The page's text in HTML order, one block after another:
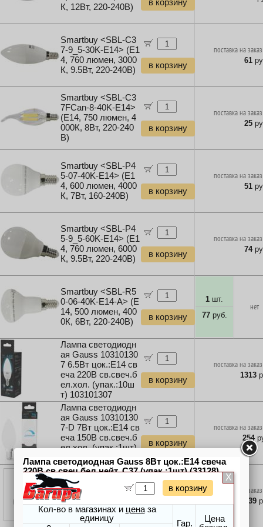
Наборы инструментов
Хранение инструментов
Удлинители силовые
Фонари и мобильные светильники
Мультитулы и ножи
Инструменты и техника прочее
Курьерская доставка
Уценка Картриджи и Расходники
Уценка Клавиатуры и Мыши
Уценка Колонки и Наушники
Уценка Рули и Джойстики
Уценка Мультимедиа
Уценка Автоэлектроника
К, 12Вт, 220-240В)
в корзину
Smartbuy <SBL-C3
7-9_5-30K-E14> (E1
4, 760 люмен, 3000
К, 9.5Вт, 220-240В)
в корзину
поставка на
61
Smartbuy <SBL-C3
7FCan-8-40K-E14>
(E14, 750 люмен, 4
000К, 8Вт, 220-240
В)
в корзину
поставка на
25
Smartbuy <SBL-P4
5-07-40K-E14> (E1
4, 600 люмен, 4000
К, 7Вт, 160-240В)
в корзину
поставка на
51
Smartbuy <SBL-P4
5-9_5-60K-E14> (E1
4, 760 люмен, 6000
К, 9.5Вт, 220-240В)
в корзину
поставка на
74
Smartbuy <SBL-R5
0-06-40K-E14-A> (E
14, 500 люмен, 400
0К, 6Вт, 220-240В)
в корзину
1 шт.
77руб.
нет
Лампа светодиодн
ая Gauss 10310130
7 6.5Вт цок.:E14 св
еча 220B св.свеч.б
ел.хол. (упак.:10ш
т) 103101307
в корзину
поставка на
1313
Лампа светодиодн
ая Gauss 10310130
7-D 7Вт цок.:E14 св
еча 150B св.свеч.б
ел.хол. (упак.:1шт)
в корзину
поставка на
254
Лампа светодиодн
ая Gauss 10310131
0 9.5Вт цок.:E14 св
еча 220B св.свеч.б
ел.хол. (упак.:10ш
т) 103101310
в корзину
поставка на
2539